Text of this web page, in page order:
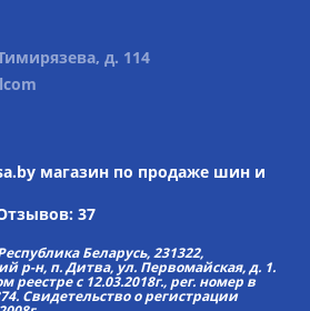
д. 114
магазин по продаже шин и
37
Беларусь, 231322,
р-н, п. Дитва, ул. Первомайская, д. 1.
реестре с 12.03.2018г., рег. номер в
Свидетельство о регистрации